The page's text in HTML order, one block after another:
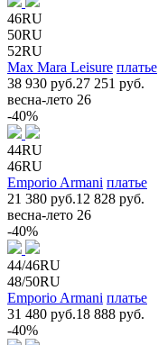
46RU
50RU
52RU
Max Mara Leisure платье
38 930 руб.27 251 руб.
весна-лето 26
-40%
44RU
46RU
Emporio Armani платье
21 380 руб.12 828 руб.
весна-лето 26
-40%
44/46RU
48/50RU
Emporio Armani платье
31 480 руб.18 888 руб.
-40%